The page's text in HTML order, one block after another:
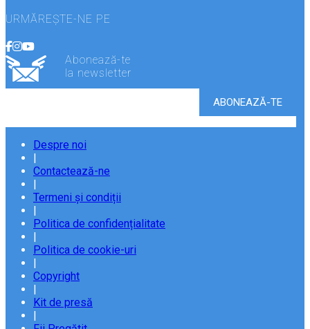
URMĂREȘTE-NE PE
Abonează-te
la newsletter
Despre noi
|
Contactează-ne
|
Termeni și condiții
|
Politica de confidențialitate
|
Politica de cookie-uri
|
Copyright
|
Kit de presă
|